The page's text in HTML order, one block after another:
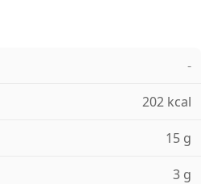
-
202 kcal
15 g
3 g